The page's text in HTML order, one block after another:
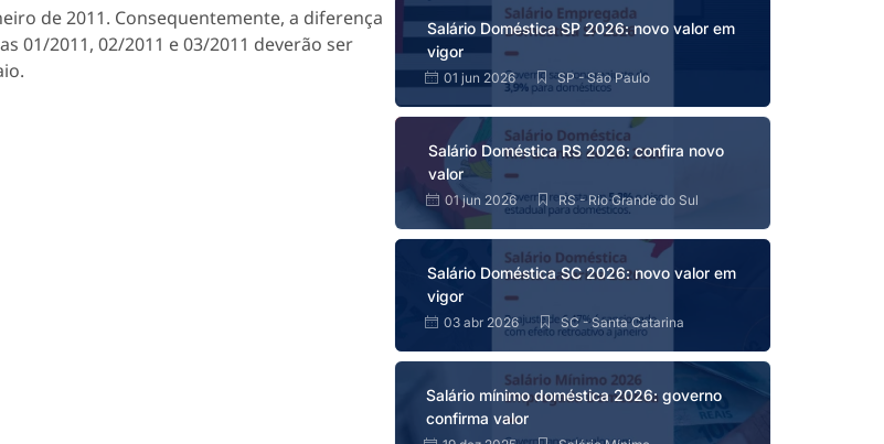
de 2011. Consequentemente, a diferença
01/2011, 02/2011 e 03/2011 deverão ser
Salário Doméstica SP 2026: novo valor em
vigor
01 jun 2026 SP - São Paulo
Salário Doméstica RS 2026: confira novo
valor
01 jun 2026 RS - Rio Grande do Sul
Salário Doméstica SC 2026: novo valor em
vigor
03 abr 2026 SC - Santa Catarina
Salário mínimo doméstica 2026: governo
confirma valor